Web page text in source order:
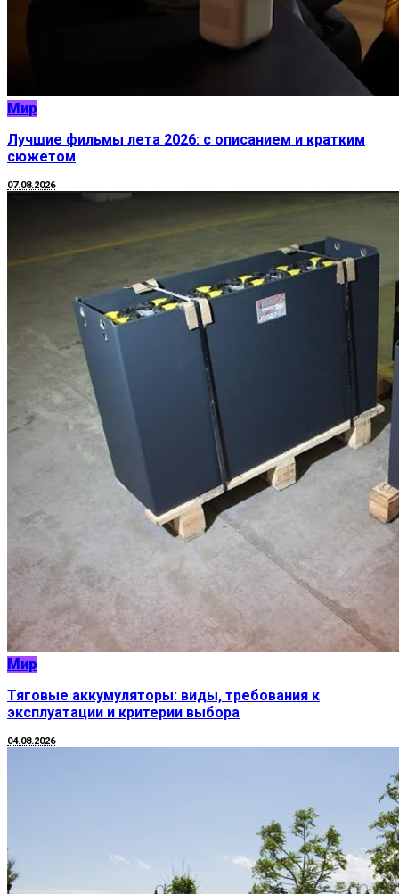
Мир
Лучшие фильмы лета 2026: с описанием и кратким
сюжетом
07.08.2026
Мир
Тяговые аккумуляторы: виды, требования к
эксплуатации и критерии выбора
04.08.2026